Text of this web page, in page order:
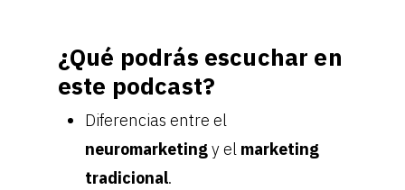
¿Qué podrás escuchar en
este podcast?
Diferencias entre el
neuromarketingy el marketing
tradicional.